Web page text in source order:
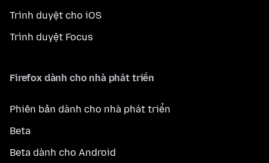
Trình duyệt cho iOS
Trình duyệt Focus
Firefox dành cho nhà phát triển
Phiên bản dành cho nhà phát triển
Beta
Beta dành cho Android